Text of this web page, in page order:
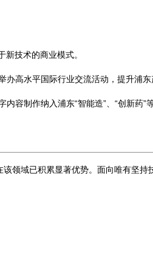
技术的商业模式。
高水平国际行业交流活动，提升浦东
容制作纳入浦东“智能造”、“创新药”
领域已积累显著优势。面向唯有坚持